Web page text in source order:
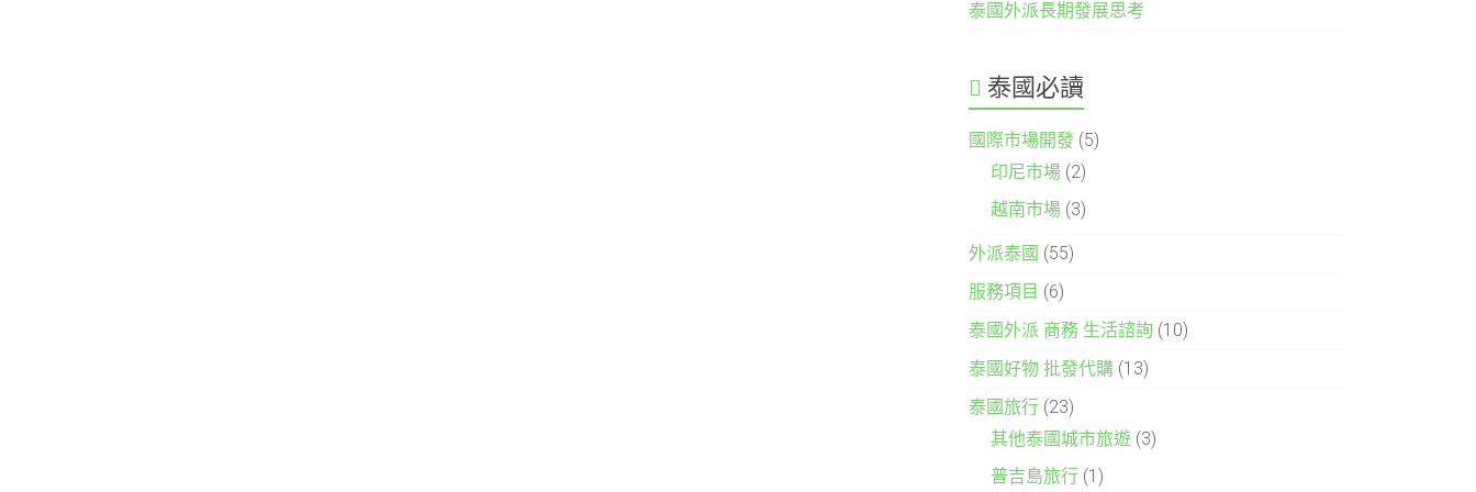
泰國外派長期發展思考
泰國必讀
國際市場開發 (5)
印尼市場 (2)
越南市場 (3)
外派泰國 (55)
服務項目 (6)
泰國外派 商務 生活諮詢 (10)
泰國好物 批發代購 (13)
泰國旅行 (23)
其他泰國城市旅遊 (3)
普吉島旅行 (1)